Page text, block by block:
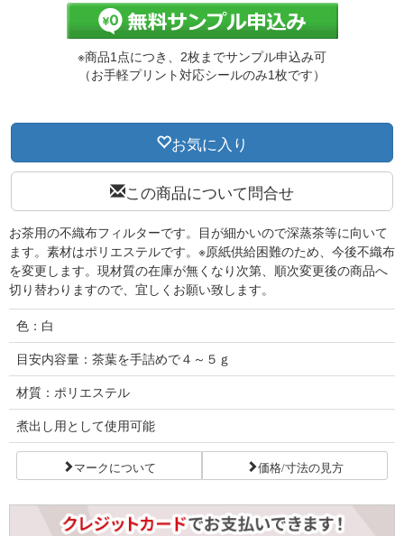
※商品1点につき、2枚までサンプル申込み可
（お手軽プリント対応シールのみ1枚です）
お気に入り
この商品について問合せ
お茶用の不織布フィルターです。目が細かいので深蒸茶等に向いて
ます。素材はポリエステルです。※原紙供給困難のため、今後不織布
を変更します。現材質の在庫が無くなり次第、順次変更後の商品へ
切り替わりますので、宜しくお願い致します。
色：白
目安内容量：茶葉を手詰めで４～５ｇ
材質：ポリエステル
煮出し用として使用可能
マークについて 価格/寸法の見方